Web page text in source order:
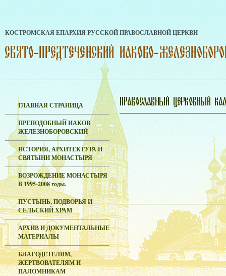
КОСТРОМСКАЯ ЕПАРХИЯ РУССКОЙ ПРАВОСЛАВНОЙ ЦЕРКВИ
ГЛАВНАЯ СТРАНИЦА
ПРЕПОДОБНЫЙ ИАКОВ
ЖЕЛЕЗНОБОРОВСКИЙ
ИСТОРИЯ, АРХИТЕКТУРА И
СВЯТЫНИ МОНАСТЫРЯ
ВОЗРОЖДЕНИЕ МОНАСТЫРЯ
В 1995-2008 годы.
ПУСТЫНЬ, ПОДВОРЬЯ И
СЕЛЬСКИЙ ХРАМ
АРХИВ И ДОКУМЕНТАЛЬНЫЕ
МАТЕРИАЛЫ
БЛАГОДЕТЕЛЯМ,
ЖЕРТВОВАТЕЛЯМ И
ПАЛОМНИКАМ